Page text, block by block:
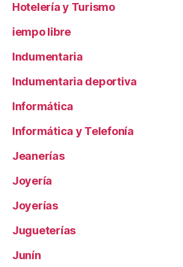
Hotelería y Turismo
iempo libre
Indumentaria
Indumentaria deportiva
Informática
Informática y Telefonía
Jeanerías
Joyería
Joyerías
Jugueterías
Junín